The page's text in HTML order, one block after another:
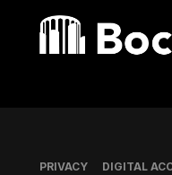
Bocconi shop
Footer
PRIVACY DIGITAL